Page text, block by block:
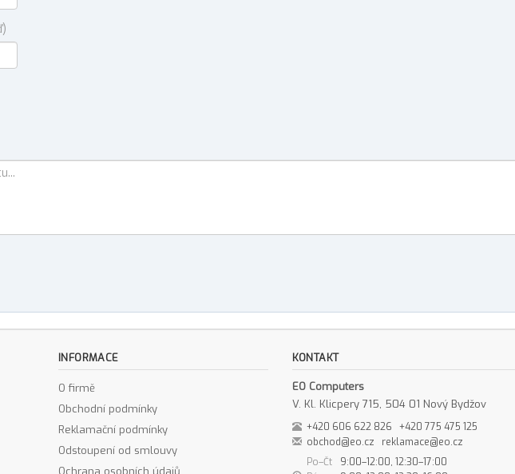
INFORMACE
O firmě
Obchodní podmínky
Reklamační podmínky
Odstoupení od smlouvy
Ochrana osobních údajů
KONTAKT
EO Computers
V. Kl. Klicpery 715, 504 01 Nový Bydžov
+420 606 622 826
+420 775 475 125
obchod@eo.cz
reklamace@eo.cz
Po–Čt
9:00–12:00, 12:30–17:00